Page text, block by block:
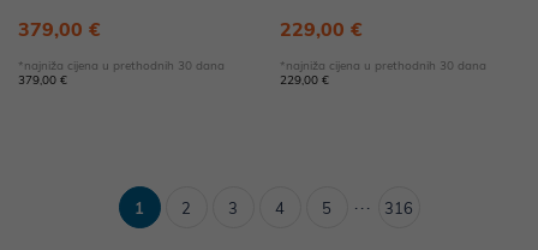
379,00 €
*najniža cijena u prethodnih 30 dana
379,00 €
229,00 €
*najniža cijena u prethodnih 30 dana
229,00 €
1 2 3 4 5 ... 316